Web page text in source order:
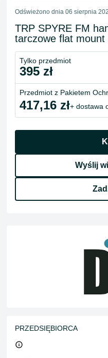
Odświeżono dnia 06 sierpnia
TRP SPYRE FM
tarczowe flat mount
Tylko przedmiot
395 zł
Przedmiot z Pakietem
417,16 zł+ dostawa
Wyślij
PRZEDSIĘBIORCA